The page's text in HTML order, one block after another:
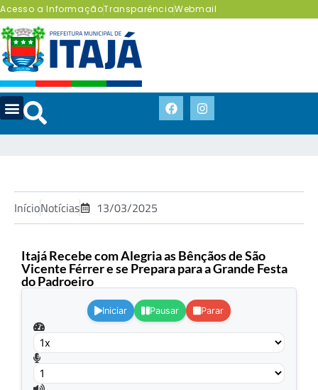
Acesso a InformaçãoTransparênciaWebmail
InícioNotícias 13/03/2025
Itajá Recebe com Alegria as Bênçãos de São
Vicente Férrer e se Prepara para a Grande Festa
do Padroeiro
Iniciar Pausar Parar